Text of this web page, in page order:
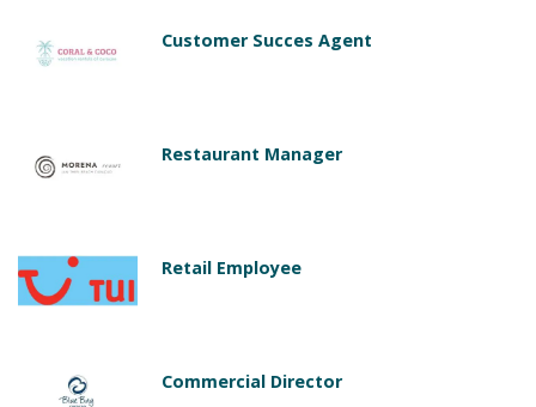
Customer Succes Agent
Restaurant Manager
Retail Employee
Commercial Director